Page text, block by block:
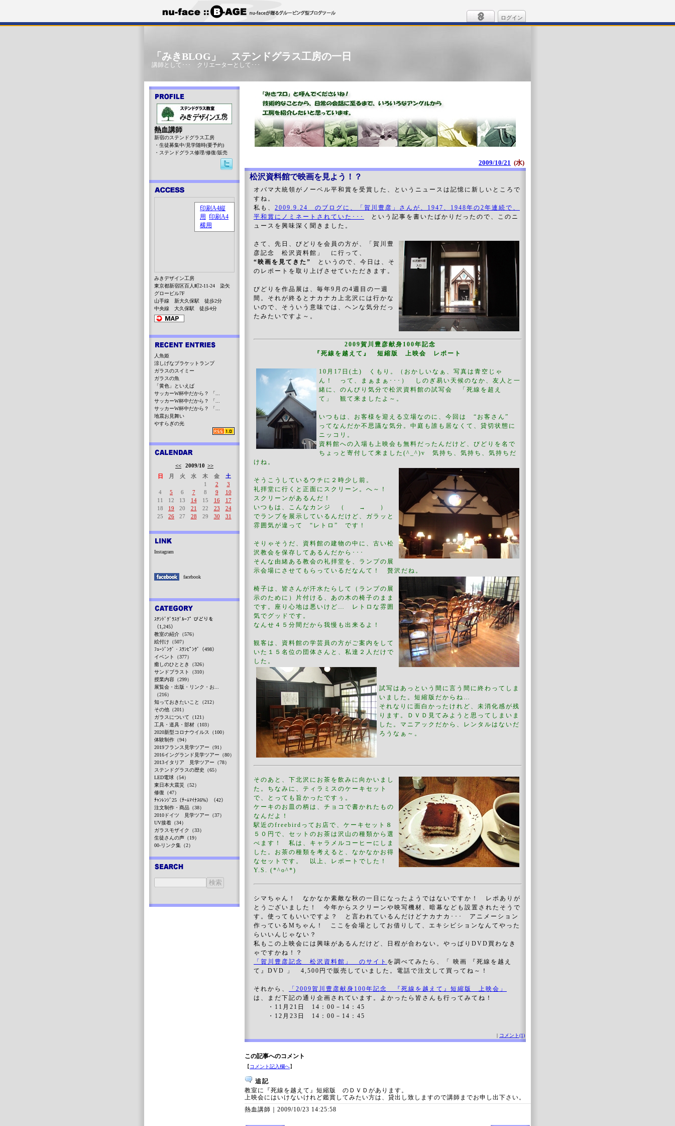
ログイン
「みきBLOG」 ステンドグラス工房の一日
講師として･･･ クリエーターとして･･･
2009/10/21 (水)
松沢資料館で映画を見よう！？
オバマ大統領がノーベル平和賞を受賞した、というニュースは記憶に新しいところで
すね。
私も、 2009.9.24 のブログに、「賀川豊彦」さんが、1947、1948年の2年連続で、
平和賞にノミネートされていた･･･
という記事を書いたばかりだったので、このニ
ュースを興味深く聞きました。
さて、先日、びどりを会員の方が、「賀川豊
彦記念 松沢資料館」 に行って、
“映画を見てきた”
というので、今日は、そ
のレポートを取り上げさせていただきます。
びどりを作品展は、毎年9月の4週目の一週
間。それが終るとナカナカ上北沢には行かな
いので、そういう意味では、ヘンな気分だっ
たみたいですよ～。
2009賀川豊彦献身100年記念
『死線を越えて』 短縮版 上映会 レポート
10月17日(土) くもり。（おかしいなぁ、写真は青空じゃ
ん！ って、まぁまぁ･･･） しのぎ易い天候のなか、友人と一
緒に、のんびり気分で松沢資料館の試写会 「死線を超え
て」 観て来ましたよ～。
いつもは、お客様を迎える立場なのに、今回は “お客さん”
ってなんだか不思議な気分。中庭も誰も居なくて、貸切状態に
ニッコリ。
資料館への入場も上映会も無料だったんだけど、びどりを名で
ちょっと寄付して来ました(^_^)v 気持ち、気持ち、気持ちだ
けね。
そうこうしているウチに２時少し前。
礼拝堂に行くと正面にスクリーン。へ～！
スクリーンがあるんだ！
いつもは、こんなカンジ （ → ）
でランプを展示しているんだけど、ガラッと
雰囲気が違って “レトロ” です！
そりゃそうだ、資料館の建物の中に、古い松
沢教会を保存してあるんだから･･･
そんな由緒ある教会の礼拝堂を、ランプの展
示会場にさせてもらっているだなんて！ 贅沢だね。
椅子は、皆さんが汗水たらして（ランプの展
示のために）片付ける、あの木の椅子のまま
です。座り心地は悪いけど… レトロな雰囲
気でグッドです。
なんせ４５分間だから我慢も出来るよ！
観客は、資料館の学芸員の方がご案内をして
いた１５名位の団体さんと、私達２人だけで
した。
試写はあっという間に言う間に終わってしま
いました。短縮版だからね…
それなりに面白かったけれど、未消化感が残
ります。ＤＶＤ見てみようと思ってしまいま
した。マニアックだから、レンタルはないだ
ろうなぁ～。
そのあと、下北沢にお茶を飲みに向かいまし
た。ちなみに、ティラミスのケーキセット
で、とっても旨かったですぅ。
ケーキのお皿の柄は、チョコで書かれたもの
なんだよ！
駅近のfreebirdってお店で、ケーキセット８
５０円で、セットのお茶は沢山の種類から選
べます！ 私は、キャラメルコーヒーにしま
した。お茶の種類を考えると、なかなかお得
なセットです。 以上、レポートでした！
Y.S. (*^o^*)
シマちゃん！ なかなか素敵な秋の一日になったようではないですか！ レポありが
とうございました！ 今年からスクリーンや映写機材、暗幕なども設置されたそうで
す。使ってもいいですよ？ と言われているんだけどナカナカ･･･ アニメーション
作っているMちゃん！ ここを会場としてお借りして、エキシビションなんてやった
らいいんじゃない？
私もこの上映会には興味があるんだけど、日程が合わない。やっぱりDVD買わなき
ゃですかね！？
「賀川豊彦記念 松沢資料館」 のサイト を調べてみたら、「 映画 『死線を越え
て』DVD 」 4,500円で販売していました。電話で注文して買ってね～！
それから、
「2009賀川豊彦献身100年記念 『死線を越えて』短縮版 上映会」
は、まだ下記の通り企画されています。よかったら皆さんも行ってみてね！
・11月21日 14：00－14：45
・12月23日 14：00－14：45
| コメント(1)
この記事へのコメント
【コメント記入欄へ】
追記
教室に『死線を越えて』短縮版 のＤＶＤがあります。
上映会にはいけないけれど鑑賞してみたい方は、貸出し致しますので講師までお申し出下さい。
熱血講師｜ 2009/10/23 14:25:58
熱血講師
新宿のステンドグラス工房
・生徒募集中/見学随時(要予約)
・ステンドグラス修理/修復/販売
みきデザイン工房
東京都新宿区百人町2-11-24 染矢
グロービル7F
山手線 新大久保駅 徒歩2分
中央線 大久保駅 徒歩4分
人魚姫
涼しげなブラケットランプ
ガラスのスイミー
ガラスの魚
「黄色」といえば
サッカーW杯中だから？ 「...
サッカーW杯中だから？ 「...
サッカーW杯中だから？ 「...
地震お見舞い
やすらぎの光
<< 2009/10 >>
日
月 火 水 木 金
土
1
2
3
4
5 6 7 8 9
10
11
12 13 14 15 16
17
18
19 20 21 22 23
24
25
26 27 28 29 30 31
Instagram
facebook
ｽﾃﾝﾄﾞｸﾞﾗｽｸﾞﾙｰﾌﾟ びどりを
（1,245）
教室の紹介（576）
絵付け（507）
ﾌｭｰｼﾞﾝｸﾞ・ｽﾗﾝﾋﾟﾝｸﾞ（498）
イベント（377）
癒しのひととき（326）
サンドブラスト（310）
授業内容（299）
展覧会・出版・リンク・お...
（216）
知っておきたいこと（212）
その他（201）
ガラスについて（121）
工具・道具・部材（103）
2020新型コロナウイルス（100）
体験制作（94）
2019フランス見学ツアー（91）
2016イングランド見学ツアー（80）
2013イタリア 見学ツアー（78）
ステンドグラスの歴史（65）
LED電球（54）
東日本大震災（52）
修復（47）
ﾁｬﾝﾚﾝｼﾞ25（ﾁｰﾑﾏｲﾅｽ6%）（42）
注文制作・商品（38）
2010ドイツ 見学ツアー（37）
UV接着（34）
ガラスモザイク（33）
生徒さんの声（19）
00-リンク集（2）